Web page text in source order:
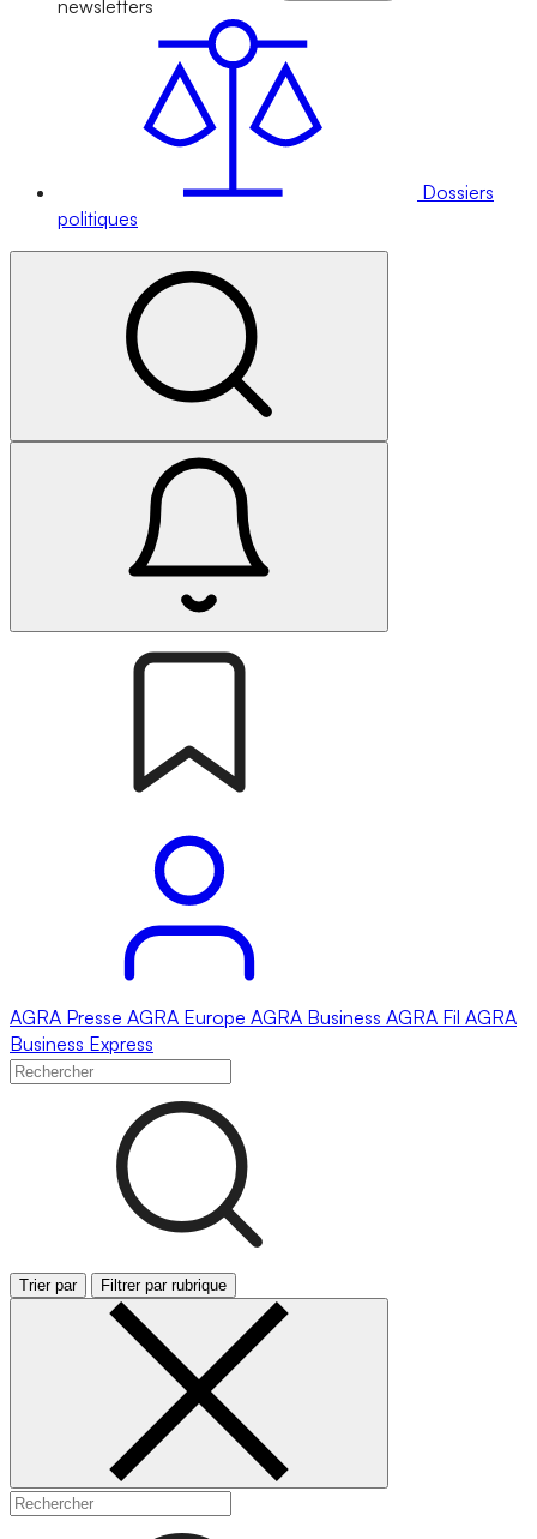
newsletters
Dossiers
politiques
AGRA Presse AGRA Europe AGRA Business AGRA Fil AGRA
Business Express
Trier par Filtrer par rubrique